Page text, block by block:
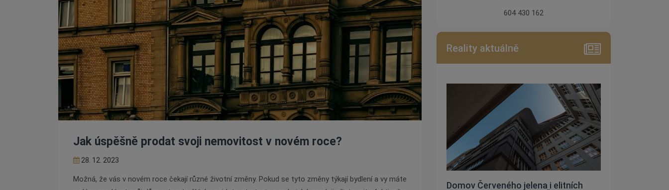
Jak úspěšně prodat svoji nemovitost v novém roce?
28. 12. 2023
Možná, že vás v novém roce čekají různé životní změny. Pokud se tyto změny týkají bydlení a vy máte
604 430 162
Reality aktuálně
Domov Červeného jelena i elitních